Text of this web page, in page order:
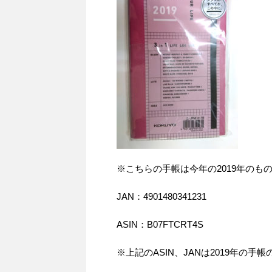
※こちらの手帳は今年の2019年のもの
JAN：4901480341231
ASIN：B07FTCRT4S
※上記のASIN、JANは2019年の手帳